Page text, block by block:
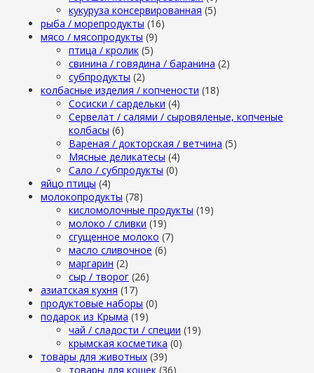
кукуруза консервированная (5)
рыба / морепродукты (16)
мясо / мясопродукты (9)
птица / кролик (5)
свинина / говядина / баранина (2)
субпродукты (2)
колбасные изделия / копчености (18)
Сосиски / сардельки (4)
Сервелат / салями / сыровяленые, копченые
колбасы (6)
Вареная / докторская / ветчина (5)
Мясные деликатесы (4)
Сало / субпродукты (0)
яйцо птицы (4)
молокопродукты (78)
кисломолочные продукты (19)
молоко / сливки (19)
сгущенное молоко (7)
масло сливочное (6)
маргарин (2)
сыр / творог (26)
азиатская кухня (17)
продуктовые наборы (0)
подарок из Крыма (19)
чай / сладости / специи (19)
крымская косметика (0)
товары для животных (39)
товары для кошек (36)